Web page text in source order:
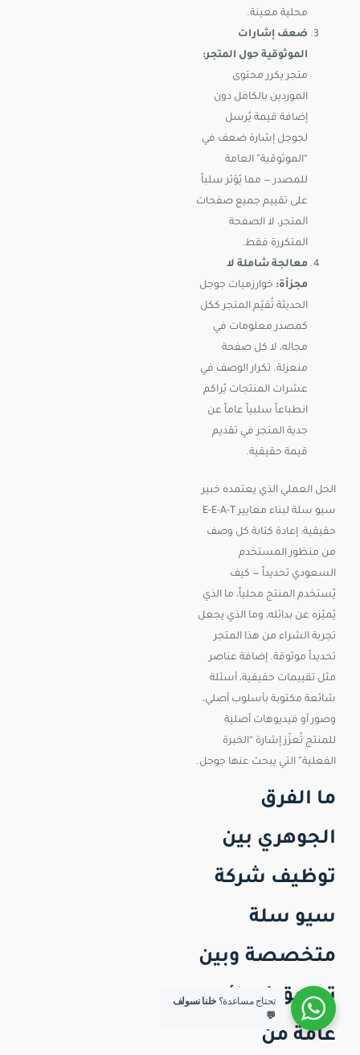
محلية معينة.
ضعف إشارات
الموثوقية حول المتجر:
متجر يكرر محتوى
الموردين بالكامل دون
إضافة قيمة يُرسل
لجوجل إشارة ضعف في
“الموثوقية” العامة
للمصدر — مما يُؤثر سلباً
على تقييم جميع صفحات
المتجر، لا الصفحة
المتكررة فقط.
معالجة شاملة لا
مجزأة: خوارزميات جوجل
الحديثة تُقيّم المتجر ككل
كمصدر معلومات في
مجاله، لا كل صفحة
منعزلة. تكرار الوصف في
عشرات المنتجات يُراكم
انطباعاً سلبياً عاماً عن
جدية المتجر في تقديم
قيمة حقيقية.
الحل العملي الذي يعتمده خبير
سيو سلة لبناء معايير E-E-A-T
حقيقية: إعادة كتابة كل وصف
من منظور المستخدم
السعودي تحديداً — كيف
يُستخدم المنتج محلياً، ما الذي
يُميّزه عن بدائله، وما الذي يجعل
تجربة الشراء من هذا المتجر
تحديداً موثوقة. إضافة عناصر
مثل تقييمات حقيقية، أسئلة
شائعة مكتوبة بأسلوب أصلي،
وصور أو فيديوهات أصلية
للمنتج تُعزّز إشارة “الخبرة
الفعلية” التي يبحث عنها جوجل.
ما الفرق
الجوهري بين
توظيف شركة
سيو سلة
متخصصة وبين
تطبيق نصائح
عامة من
تحتاج مساعدة؟ خلنا نسولف
💬